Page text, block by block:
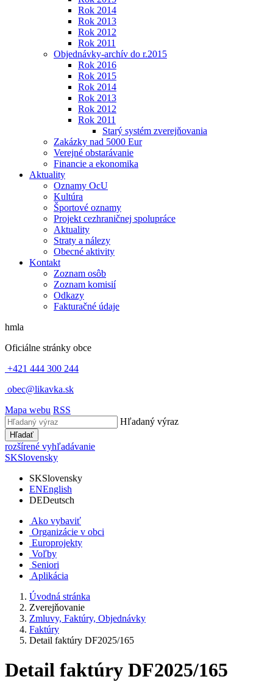
Rok 2014
Rok 2013
Rok 2012
Rok 2011
Objednávky-archív do r.2015
Rok 2016
Rok 2015
Rok 2014
Rok 2013
Rok 2012
Rok 2011
Starý systém zverejňovania
Zakázky nad 5000 Eur
Verejné obstarávanie
Financie a ekonomika
Aktuality
Oznamy OcU
Kultúra
Športové oznamy
Projekt cezhraničnej spolupráce
Aktuality
Straty a nálezy
Obecné aktivity
Kontakt
Zoznam osôb
Zoznam komisií
Odkazy
Fakturačné údaje
hmla
Oficiálne stránky obce
+421 444 300 244
obec@likavka.sk
Mapa webu RSS
Hľadaný výraz
Hľadať
rozšírené vyhľadávanie
SKSlovensky
SKSlovensky
ENEnglish
DEDeutsch
Ako vybaviť
Organizácie v obci
Europrojekty
Voľby
Seniori
Aplikácia
Úvodná stránka
Zverejňovanie
Zmluvy, Faktúry, Objednávky
Faktúry
Detail faktúry DF2025/165
Detail faktúry DF2025/165